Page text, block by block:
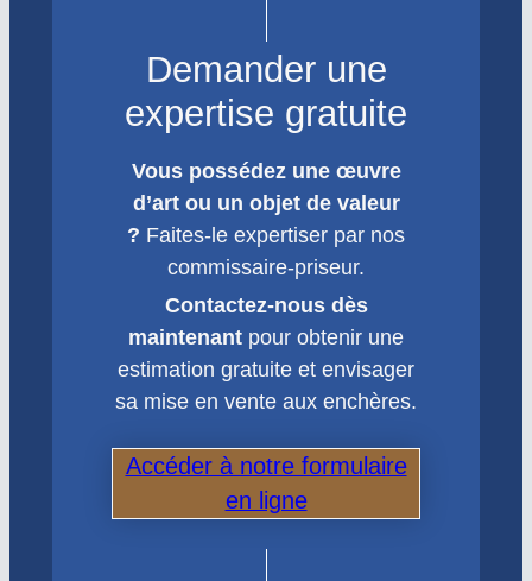
Demander une
expertise gratuite
Vous possédez une œuvre
d’art ou un objet de valeur
? Faites-le expertiser par nos
commissaire-priseur.
Contactez-nous dès
maintenant pour obtenir une
estimation gratuite et envisager
sa mise en vente aux enchères.
Accéder à notre formulaire
en ligne